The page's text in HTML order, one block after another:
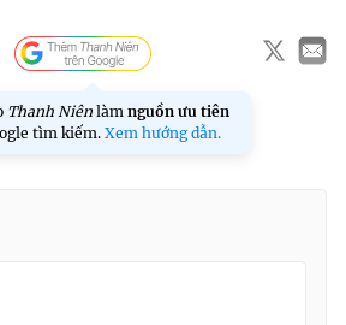
Thanh Niên làm nguồn ưu tiên
tìm kiếm. Xem hướng dẫn.